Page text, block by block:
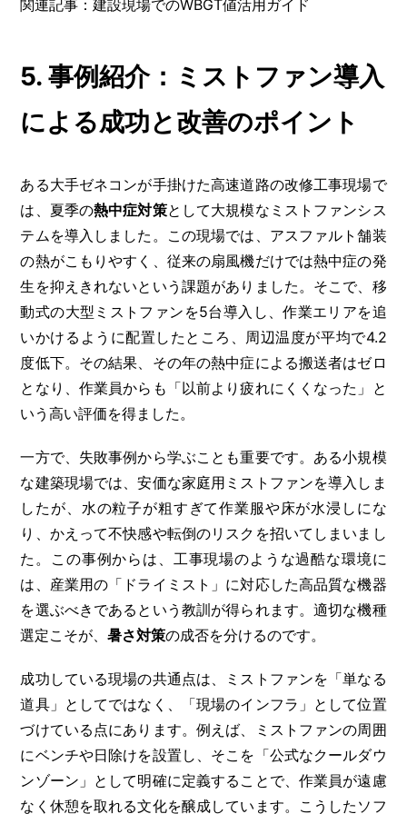
関連記事：建設現場でのWBGT値活用ガイド
5. 事例紹介：ミストファン導入
による成功と改善のポイント
ある大手ゼネコンが手掛けた高速道路の改修工事現場で
は、夏季の熱中症対策として大規模なミストファンシス
テムを導入しました。この現場では、アスファルト舗装
の熱がこもりやすく、従来の扇風機だけでは熱中症の発
生を抑えきれないという課題がありました。そこで、移
動式の大型ミストファンを5台導入し、作業エリアを追
いかけるように配置したところ、周辺温度が平均で4.2
度低下。その結果、その年の熱中症による搬送者はゼロ
となり、作業員からも「以前より疲れにくくなった」と
いう高い評価を得ました。
一方で、失敗事例から学ぶことも重要です。ある小規模
な建築現場では、安価な家庭用ミストファンを導入しま
したが、水の粒子が粗すぎて作業服や床が水浸しにな
り、かえって不快感や転倒のリスクを招いてしまいまし
た。この事例からは、工事現場のような過酷な環境に
は、産業用の「ドライミスト」に対応した高品質な機器
を選ぶべきであるという教訓が得られます。適切な機種
選定こそが、暑さ対策の成否を分けるのです。
成功している現場の共通点は、ミストファンを「単なる
道具」としてではなく、「現場のインフラ」として位置
づけている点にあります。例えば、ミストファンの周囲
にベンチや日除けを設置し、そこを「公式なクールダウ
ンゾーン」として明確に定義することで、作業員が遠慮
なく休憩を取れる文化を醸成しています。こうしたソフ